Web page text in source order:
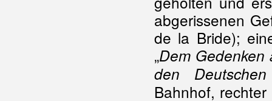
abgerissenen
de la Bride);
„Dem
den
Bahnhof,